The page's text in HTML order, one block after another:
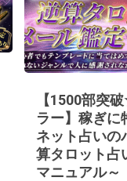
【1500部突
ラー】稼ぎに
ネット占いの
算タロット占
マニュアル～